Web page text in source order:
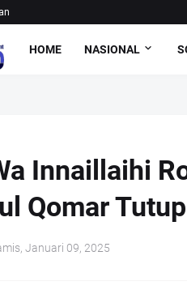
HOME NASIONAL
Innaillaihi
Qomar
Januari 09, 2025